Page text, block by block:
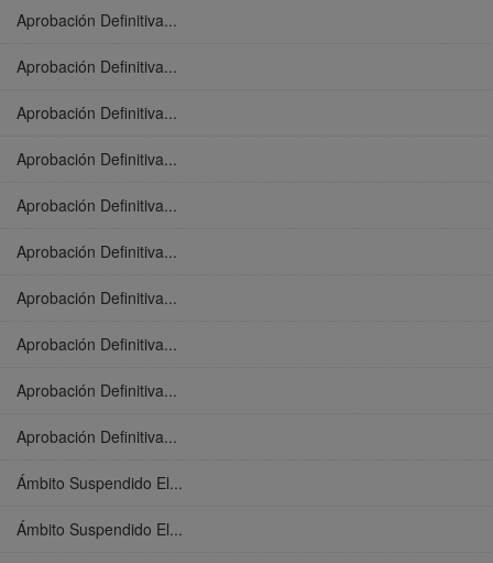
Aprobación Definitiva...
Aprobación Definitiva...
Aprobación Definitiva...
Aprobación Definitiva...
Aprobación Definitiva...
Aprobación Definitiva...
Aprobación Definitiva...
Aprobación Definitiva...
Aprobación Definitiva...
Aprobación Definitiva...
Ámbito Suspendido El...
Ámbito Suspendido El...